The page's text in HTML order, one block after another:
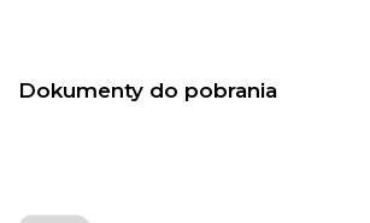
Dokumenty do pobrania